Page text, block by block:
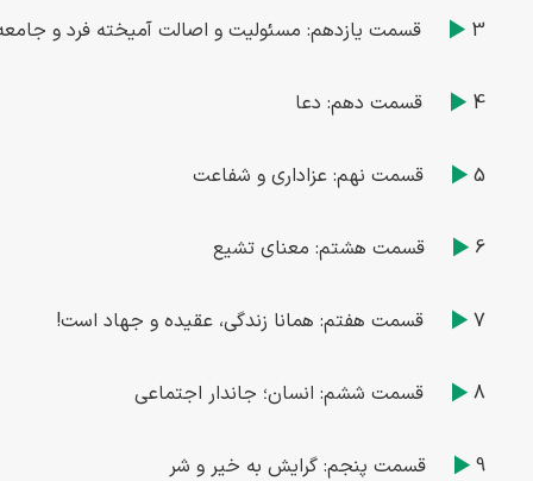
3 قسمت یازدهم: مسئولیت و اصالت آمیخته فرد و
4 قسمت دهم: دعا
5 قسمت نهم: عزاداری و شفاعت
6 قسمت هشتم: معنای تشیع
7 قسمت هفتم: همانا زندگی، عقیده و جهاد است!
8 قسمت ششم: انسان؛ جاندار اجتماعی
9 قسمت پنجم: گرایش به خیر و شر